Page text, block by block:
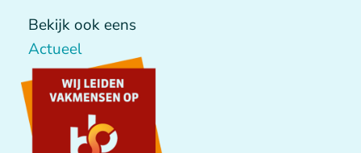
Bekijk ook eens
Actueel